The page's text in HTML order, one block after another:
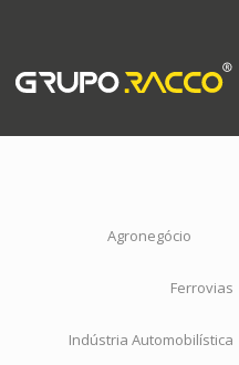
Agronegócio
Ferrovias
Indústria Automobilística